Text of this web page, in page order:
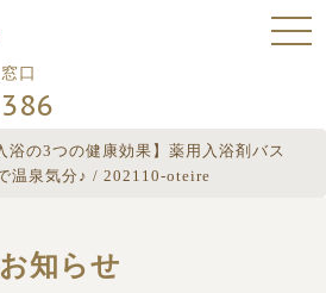
口
浴の3つの健康効果】薬用入浴剤バス
温泉気分♪ / 202110-oteire
お知らせ